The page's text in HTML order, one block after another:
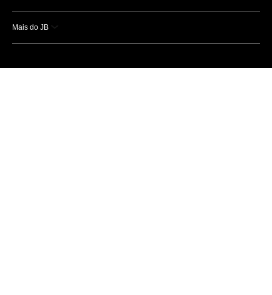
Mais do JB
Esportes